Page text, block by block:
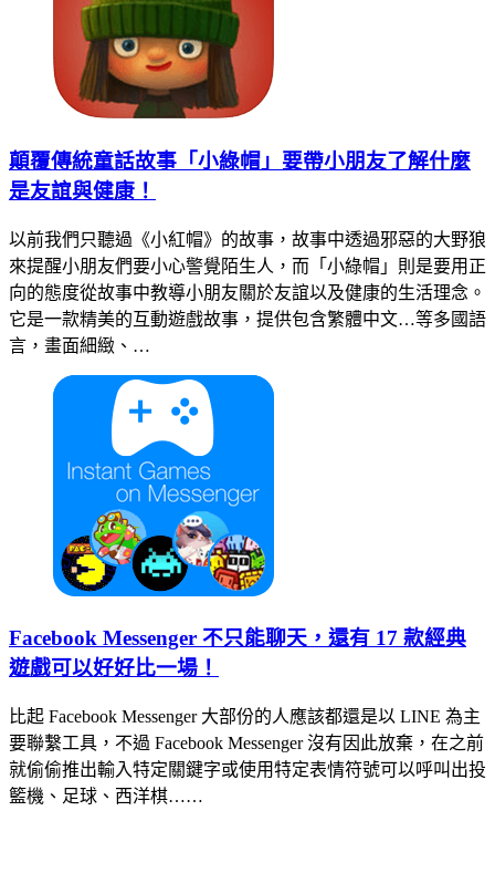
顛覆傳統童話故事「小綠帽」要帶小朋友了解什麼
是友誼與健康！
以前我們只聽過《小紅帽》的故事，故事中透過邪惡的大野狼
來提醒小朋友們要小心警覺陌生人，而「小綠帽」則是要用正
向的態度從故事中教導小朋友關於友誼以及健康的生活理念。
它是一款精美的互動遊戲故事，提供包含繁體中文…等多國語
言，畫面細緻、…
Facebook Messenger 不只能聊天，還有 17 款經典
遊戲可以好好比一場！
比起 Facebook Messenger 大部份的人應該都還是以 LINE 為主
要聯繫工具，不過 Facebook Messenger 沒有因此放棄，在之前
就偷偷推出輸入特定關鍵字或使用特定表情符號可以呼叫出投
籃機、足球、西洋棋……